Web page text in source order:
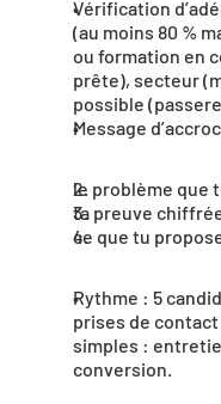
Vérification
(au moins 80 %
ou formation en
prête), secteur
possible
Message
le problème que
ta preuve
ce que tu
Rythme : 5
prises de
simples :
conversion.